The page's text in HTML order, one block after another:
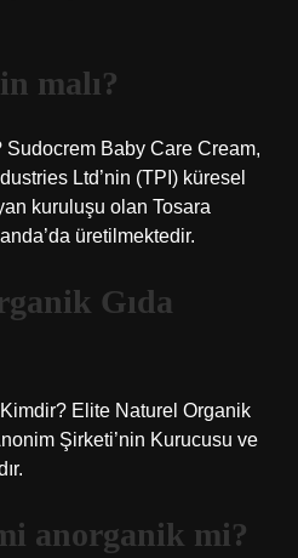
malı?
Sudocrem Baby Care Cream,
Ltd’nin (TPI) küresel
kuruluşu olan Tosara
üretilmektedir.
Gıda
Elite Naturel Organik
Şirketi’nin Kurucusu ve
anorganik mi?